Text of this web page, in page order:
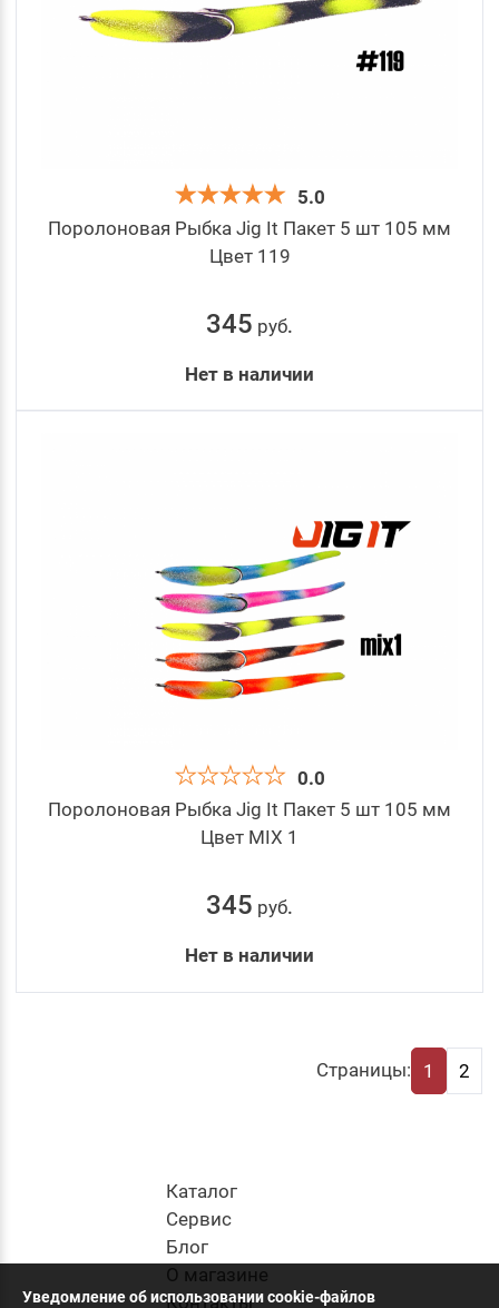
5.0
Поролоновая Рыбка Jig It Пакет 5 шт 105 мм
Цвет 119
345 руб.
Нет в наличии
0.0
Поролоновая Рыбка Jig It Пакет 5 шт 105 мм
Цвет MIX 1
345 руб.
Нет в наличии
Страницы: 1 2
Каталог
Cервис
Блог
О магазине
Контакты
Уведомление об использовании cookie-файлов